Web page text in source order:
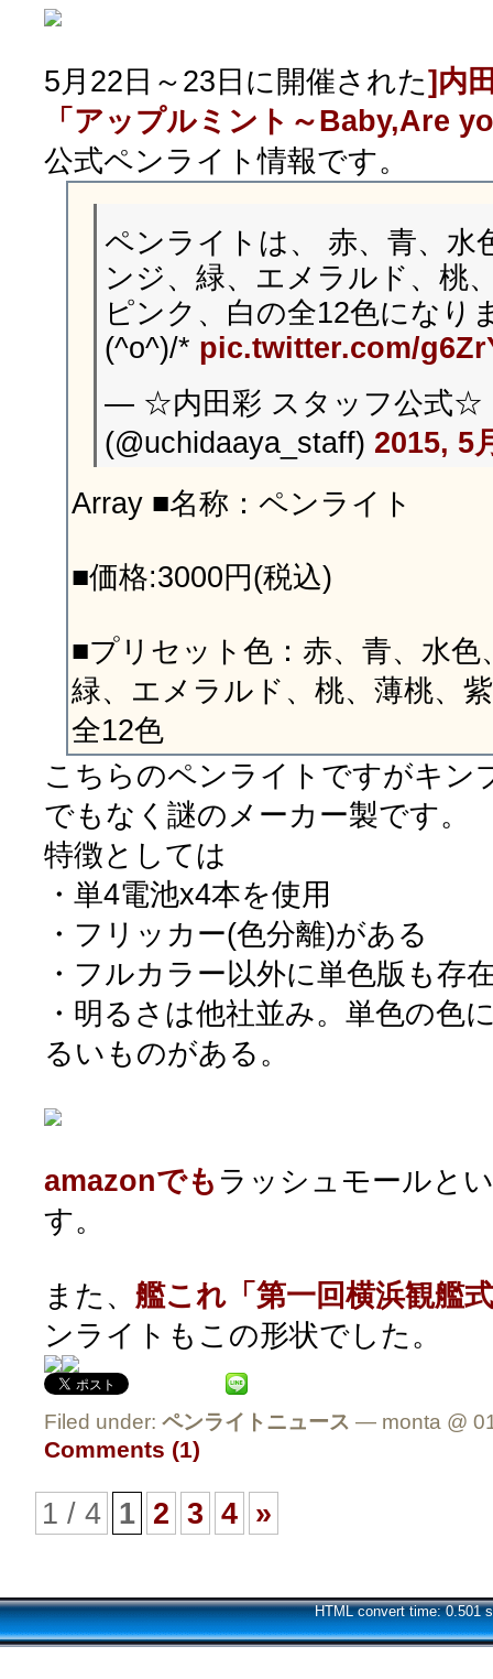
5月22日～23日に開催された]内
「アップルミント～Baby,Are
公式ペンライト情報です。
ペンライトは、 赤、青、水
ンジ、緑、エメラルド、桃
ピンク、白の全12色になり
(^o^)/* pic.twitter.com/
— ☆内田彩 スタッフ公式☆
(@uchidaaya_staff) 2015, 5
Array ■名称：ペンライト
■価格:3000円(税込)
■プリセット色：赤、青、水
緑、エメラルド、桃、薄桃、
全12色
こちらのペンライトですがキン
でもなく謎のメーカー製です。
特徴としては
・単4電池x4本を使用
・フリッカー(色分離)がある
・フルカラー以外に単色版も存
・明るさは他社並み。単色の色
るいものがある。
amazonでも ラッシュモールと
す。
また、 艦これ「第一回横浜観艦
ンライトもこの形状でした。
Filed under: ペンライトニュース — monta @
Comments (1)
1 / 4 1 2 3 4 »
HTML convert time: 0.501